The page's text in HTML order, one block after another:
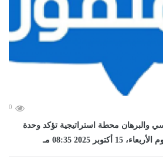
0
والبرهان محطة استراتيجية تؤكد وحدة
2025 08:35 مـ